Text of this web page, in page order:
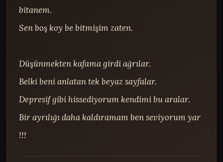
bitanem.
Sen boş koy be bitmişim zaten.
Düşünmekten kafama girdi ağrılar.
Belki beni anlatan tek beyaz sayfalar.
Depresif gibi hissediyorum kendimi bu aralar.
Bir ayrılığı daha kaldıramam ben seviyorum yar
!!!